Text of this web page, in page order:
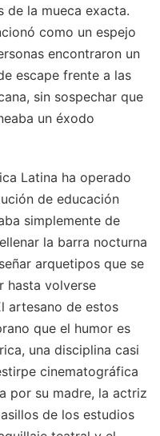
de la mueca exacta.
como un espejo
encontraron un
escape frente a las
sin sospechar que
un éxodo
Latina ha operado
de educación
simplemente de
la barra nocturna
arquetipos que se
hasta volverse
artesano de estos
que el humor es
una disciplina casi
cinematográfica
por su madre, la actriz
de los estudios